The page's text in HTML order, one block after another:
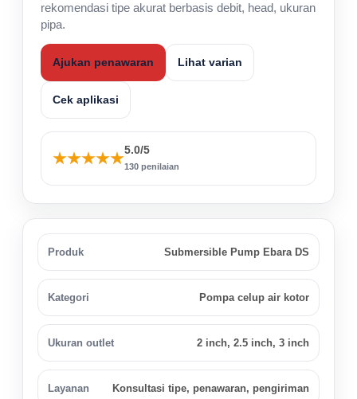
rekomendasi tipe akurat berbasis debit, head, ukuran
pipa.
Ajukan penawaran Lihat varian
Cek aplikasi
5.0/5
130 penilaian
Produk Submersible Pump Ebara DS
Kategori Pompa celup air kotor
Ukuran outlet 2 inch, 2.5 inch, 3 inch
Layanan Konsultasi tipe, penawaran, pengiriman